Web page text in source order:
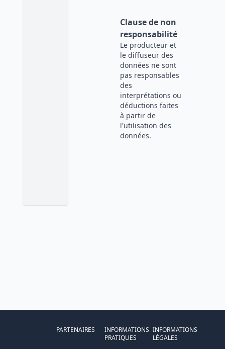
Clause de non
responsabilité
Le producteur et
le diffuseur des
données ne sont
pas responsables
des
interprétations ou
déductions faites
à partir de
l'utilisation des
données.
PARTENAIRES
INFORMATIONS
PRATIQUES
INFORMATIONS
LÉGALES